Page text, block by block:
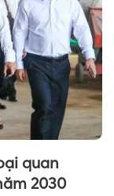
quan
2030